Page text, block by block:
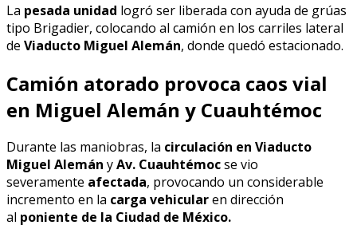
La pesada unidad logró ser liberada con ayuda de grúas
tipo Brigadier, colocando al camión en los carriles lateral
de Viaducto Miguel Alemán, donde quedó estacionado.
Camión atorado provoca caos vial
en Miguel Alemán y Cuauhtémoc
Durante las maniobras, la circulación en Viaducto
Miguel Alemán yAv. Cuauhtémocse vio
severamente afectada, provocando un considerable
incremento en la carga vehicularen dirección
al poniente de la Ciudad de México.